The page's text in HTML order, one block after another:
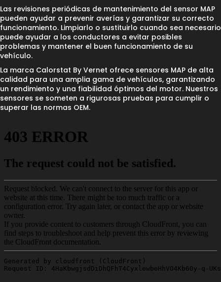
Las revisiones periódicas de mantenimiento del sensor MAP
pueden ayudar a prevenir averías y garantizar su correcto
funcionamiento. Limpiarlo o sustituirlo cuando sea necesario
puede ayudar a los conductores a evitar posibles
problemas y mantener el buen funcionamiento de su
vehículo.
La marca Calorstat By Vernet ofrece sensores MAP de alta
calidad para una amplia gama de vehículos, garantizando
un rendimiento y una fiabilidad óptimos del motor. Nuestros
sensores se someten a rigurosas pruebas para cumplir o
superar las normas OEM.